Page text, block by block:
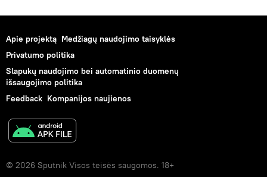
Apie projektą Medžiagų naudojimo taisyklės
Privatumo politika
Slapukų naudojimo bei automatinio duomenų
išsaugojimo politika
Feedback Kompanijos naujienos
© 2026 Sputnik Visos teisės saugomos. 18+